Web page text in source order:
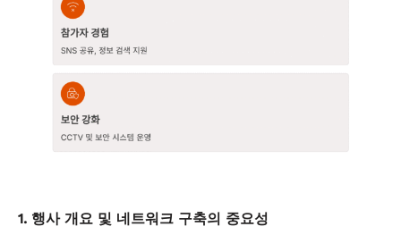
1. 행사 개요 및 네트워크 구축의 중요성